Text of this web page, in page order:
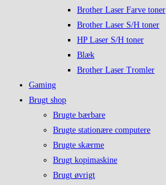
Brother Laser Farve toner
Brother Laser S/H toner
HP Laser S/H toner
Blæk
Brother Laser Tromler
Gaming
Brugt shop
Brugte bærbare
Brugte stationære computere
Brugte skærme
Brugt kopimaskine
Brugt øvrigt